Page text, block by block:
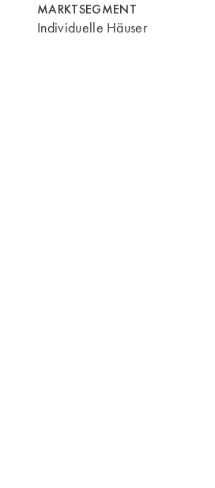
MARKTSEGMENT
Individuelle Häuser